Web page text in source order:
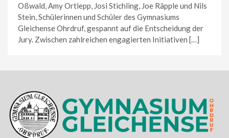
Oßwald, Amy Ortlepp, Josi Stichling, Joe Räpple und Nils
Stein, Schülerinnen und Schüler des Gymnasiums
Gleichense Ohrdruf, gespannt auf die Entscheidung der
Jury. Zwischen zahlreichen engagierten Initiativen […]